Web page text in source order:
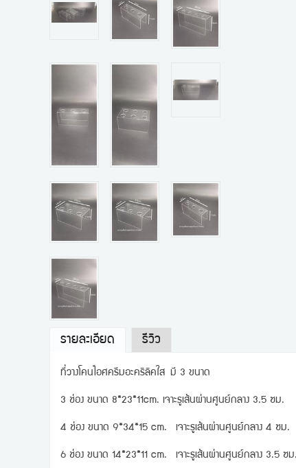
รายละเอียด รีวิว
ที่วางโคนไอศครีมอะคริลิคใส มี 3 ขนาด
3 ช่อง ขนาด 8*23*11cm. เจาะรูเส้นผ่านศูนย์กลาง 3.5 ซม.
4 ช่อง ขนาด 9*34*15 cm. เจาะรูเส้นผ่านศูนย์กลาง 4 ซม.
6 ช่อง ขนาด 14*23*11 cm. เจาะรูเส้นผ่านศูนย์กลาง 3.5 ซม.